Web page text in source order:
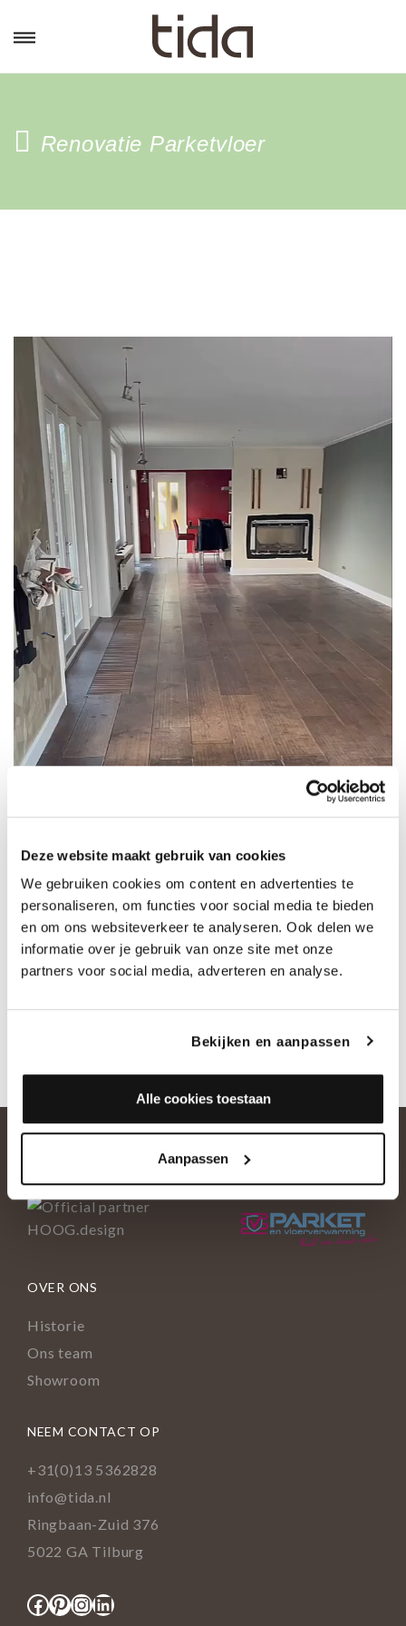
Deze website maakt gebruik van cookies
We gebruiken cookies om content en advertenties te
personaliseren, om functies voor social media te bieden
en om ons websiteverkeer te analyseren. Ook delen we
informatie over je gebruik van onze site met onze
partners voor social media, adverteren en analyse.
Bekijken en aanpassen
Alle cookies toestaan
Aanpassen
Renovatie Parketvloer
Videospeler
renovatie houten vloer tida parket
OVER ONS
Historie
Ons team
Showroom
NEEM CONTACT OP
+31(0)13 5362828
info@tida.nl
Ringbaan-Zuid 376
5022 GA Tilburg
Facebook
Pinterest
Instagram
LinkedIn